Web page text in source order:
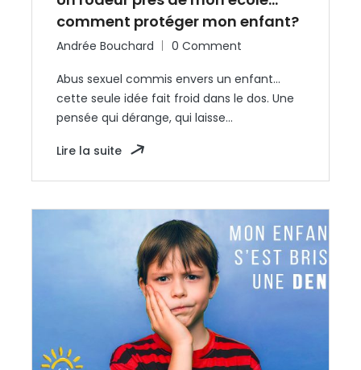
comment protéger mon enfant?
Andrée Bouchard 0 Comment
Abus sexuel commis envers un enfant…
cette seule idée fait froid dans le dos. Une
pensée qui dérange, qui laisse…
Lire la suite